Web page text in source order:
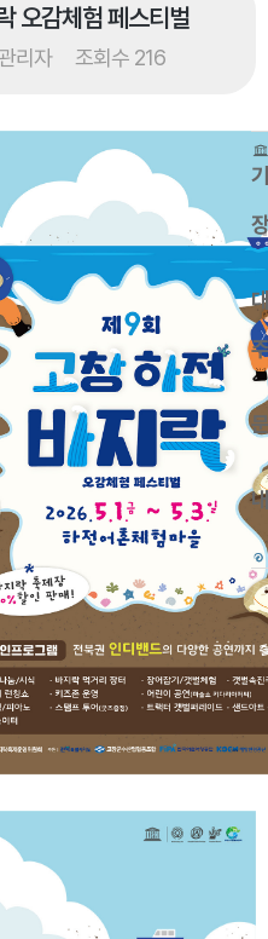
오감체험 페스티벌
리자 조회수 216